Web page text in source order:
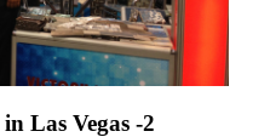
Las Vegas -2